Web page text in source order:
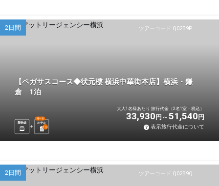
ツアーコード Q02B9P
2日間
【ペガサスコース◆状元樓 横浜中華街本店】横浜・鎌
倉 1泊
新幹線 ホテル
選べる
1 泊
大人1名様あたり 旅行代金（2名1室・税込）
33,930 円 51,540 円
表示旅行代金について
ツアーコード Q02B9Q
2日間